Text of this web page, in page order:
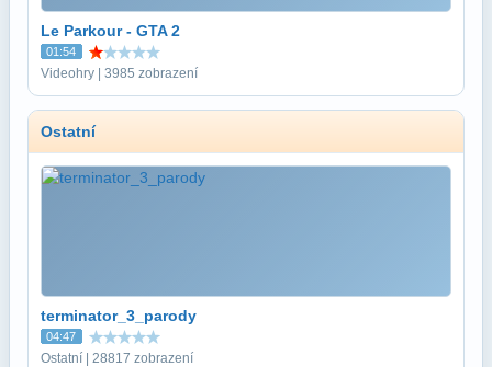
Le Parkour - GTA 2
01:54
Videohry | 3985 zobrazení
Ostatní
terminator_3_parody
04:47
Ostatní | 28817 zobrazení